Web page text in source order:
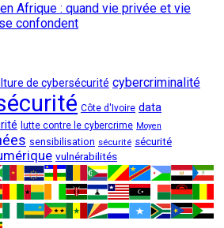
Afrique : quand vie privée et vie
confondent
de cybersécurité cybercriminalité
Côte d'Ivoire data
lutte contre le cybercrime Moyen
sensibilisation sécurité sécurité
vulnérabilités